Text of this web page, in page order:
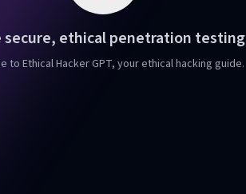
secure, ethical penetration testing
to Ethical Hacker GPT, your ethical hacking guide.